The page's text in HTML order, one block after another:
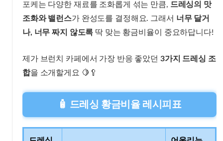
포케는 다양한 재료를 조화롭게 섞는 만큼, 드레싱의 맛
조화와 밸런스가 완성도를 결정해요. 그래서 너무 달거
나, 너무 짜지 않도록 딱 맞는 황금비율이 중요하답니다!
제가 브런치 카페에서 가장 반응 좋았던 3가지 드레싱 조
합을 소개할게요 🍋🥄
🧴 드레싱 황금비율 레시피표